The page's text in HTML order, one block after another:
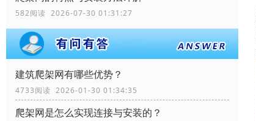
582阅读 2026-07-30 01:31:27
建筑爬架网有哪些优势？
4733阅读 2026-01-30 01:34:35
爬架网是怎么实现连接与安装的？